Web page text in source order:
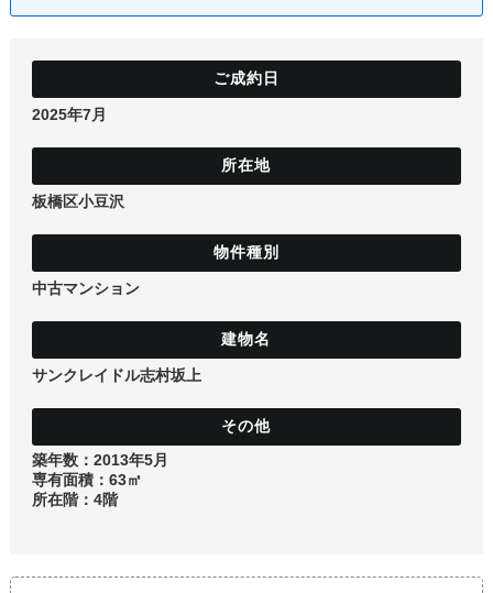
物件閲覧履歴
購入TOP
学区から探す
町名から探す
新築戸建て
中古戸建て
2025年7月
板橋区小豆沢
中古マンション
サンクレイドル志村坂上
築年数：2013年5月
専有面積：63㎡
所在階：4階